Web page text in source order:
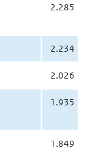
2.285
2.234
2.026
1.935
1.849